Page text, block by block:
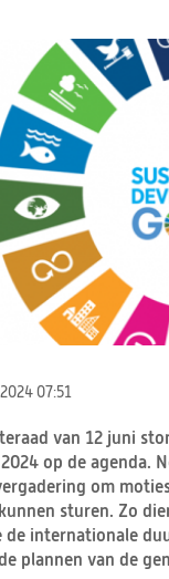
07:51
van 12 juni
op de agenda.
om
sturen. Zo
de internationale
plannen van de